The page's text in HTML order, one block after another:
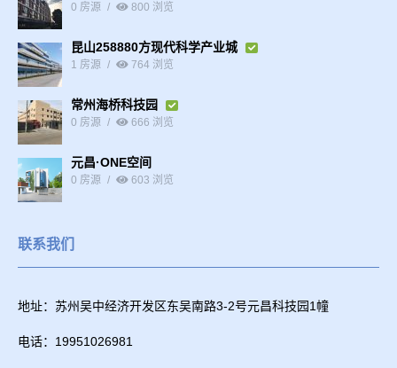
0 房源 800 浏览
昆山258880方现代科学产业城
1 房源 764 浏览
常州海桥科技园
0 房源 666 浏览
元昌·ONE空间
0 房源 603 浏览
联系我们
地址：苏州吴中经济开发区东吴南路3-2号元昌科技园1幢
电话：19951026981